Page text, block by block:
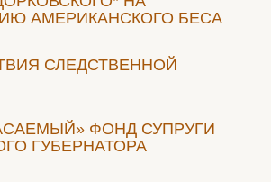
АМЕРИКАНСКОГО БЕСА
СЛЕДСТВЕННОЙ
ФОНД СУПРУГИ
ГУБЕРНАТОРА